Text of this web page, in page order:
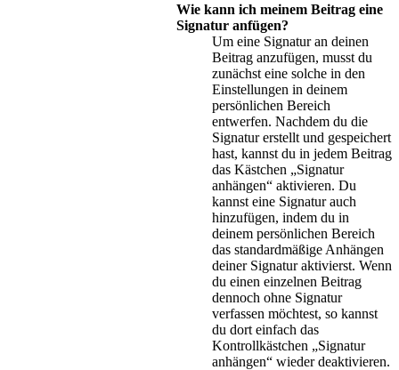
Wie kann ich meinem Beitrag eine
Signatur anfügen?
Um eine Signatur an deinen
Beitrag anzufügen, musst du
zunächst eine solche in den
Einstellungen in deinem
persönlichen Bereich
entwerfen. Nachdem du die
Signatur erstellt und gespeichert
hast, kannst du in jedem Beitrag
das Kästchen „Signatur
anhängen“ aktivieren. Du
kannst eine Signatur auch
hinzufügen, indem du in
deinem persönlichen Bereich
das standardmäßige Anhängen
deiner Signatur aktivierst. Wenn
du einen einzelnen Beitrag
dennoch ohne Signatur
verfassen möchtest, so kannst
du dort einfach das
Kontrollkästchen „Signatur
anhängen“ wieder deaktivieren.